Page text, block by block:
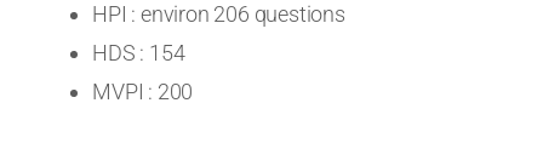
HPI : environ 206 questions
HDS : 154
MVPI : 200